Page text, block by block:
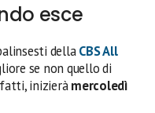
esce
dellaCBS All
se non quello di
inizieràmercoledì